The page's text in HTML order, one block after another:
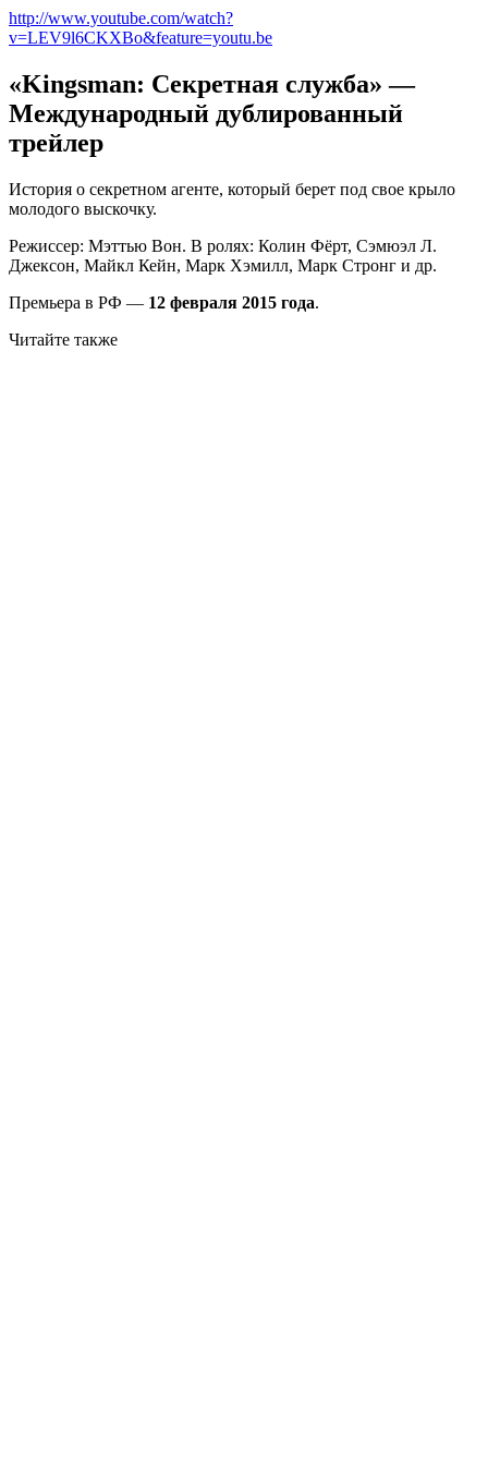
http://www.youtube.com/watch?
v=LEV9l6CKXBo&feature=youtu.be
«Kingsman: Секретная служба» —
Международный дублированный
трейлер
История о секретном агенте, который берет под свое крыло
молодого выскочку.
Режиссер: Мэттью Вон. В ролях: Колин Фёрт, Сэмюэл Л.
Джексон, Майкл Кейн, Марк Хэмилл, Марк Стронг и др.
Премьера в РФ — 12 февраля 2015 года.
Читайте также